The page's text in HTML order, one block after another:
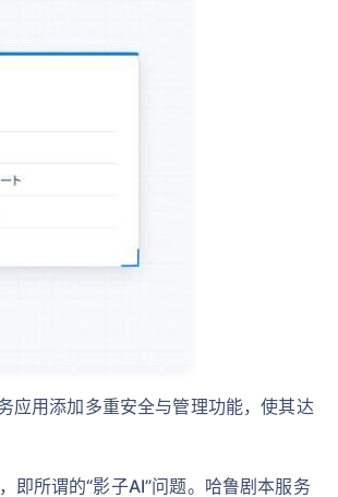
应用添加多重安全与管理功能，使其达
即所谓的“影子AI”问题。哈鲁剧本服务